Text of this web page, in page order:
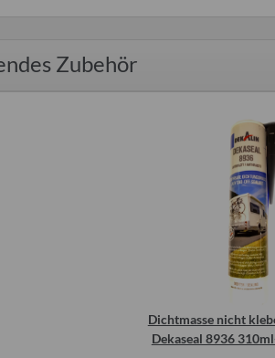
Zubehör
Dichtmasse nicht
Dekaseal 8936
4,00 €*
8,00 €